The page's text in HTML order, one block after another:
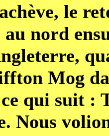
le
nord
Mog
qui suit :
Nous